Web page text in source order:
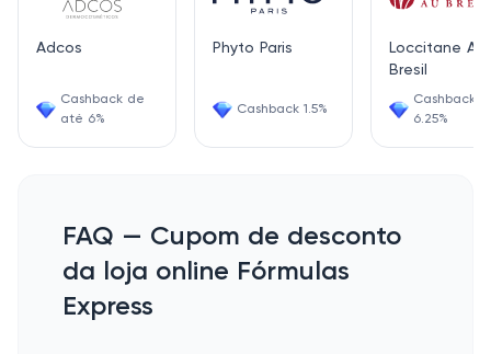
Adcos
Cashback de
até 6%
Phyto Paris
Cashback 1.5%
Loccitane Au
Bresil
Cashback
6.25%
FAQ — Cupom de desconto
da loja online Fórmulas
Express